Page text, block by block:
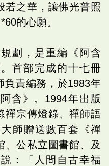
若之華，讓佛光普照
的心願。
劃，是重編《阿含
首部完成的十七冊
負責編務，於1983年
含》。1994年出版
禪宗傳燈錄、禪師語
師贈送數百套《禪
、公私立圖書館、及
：「人間自古幸福